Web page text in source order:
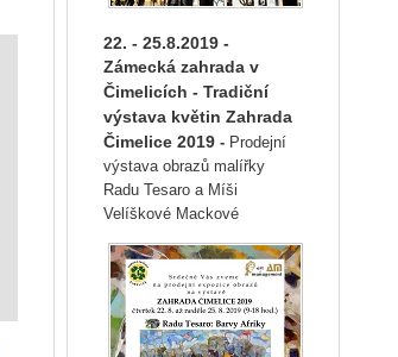
22. - 25.8.2019 -
Zámecká zahrada v
Čimelicích - Tradiční
výstava květin Zahrada
Čimelice 2019 - Prodejní
výstava obrazů malířky
Radu Tesaro a Míši
Velíškové Mackové